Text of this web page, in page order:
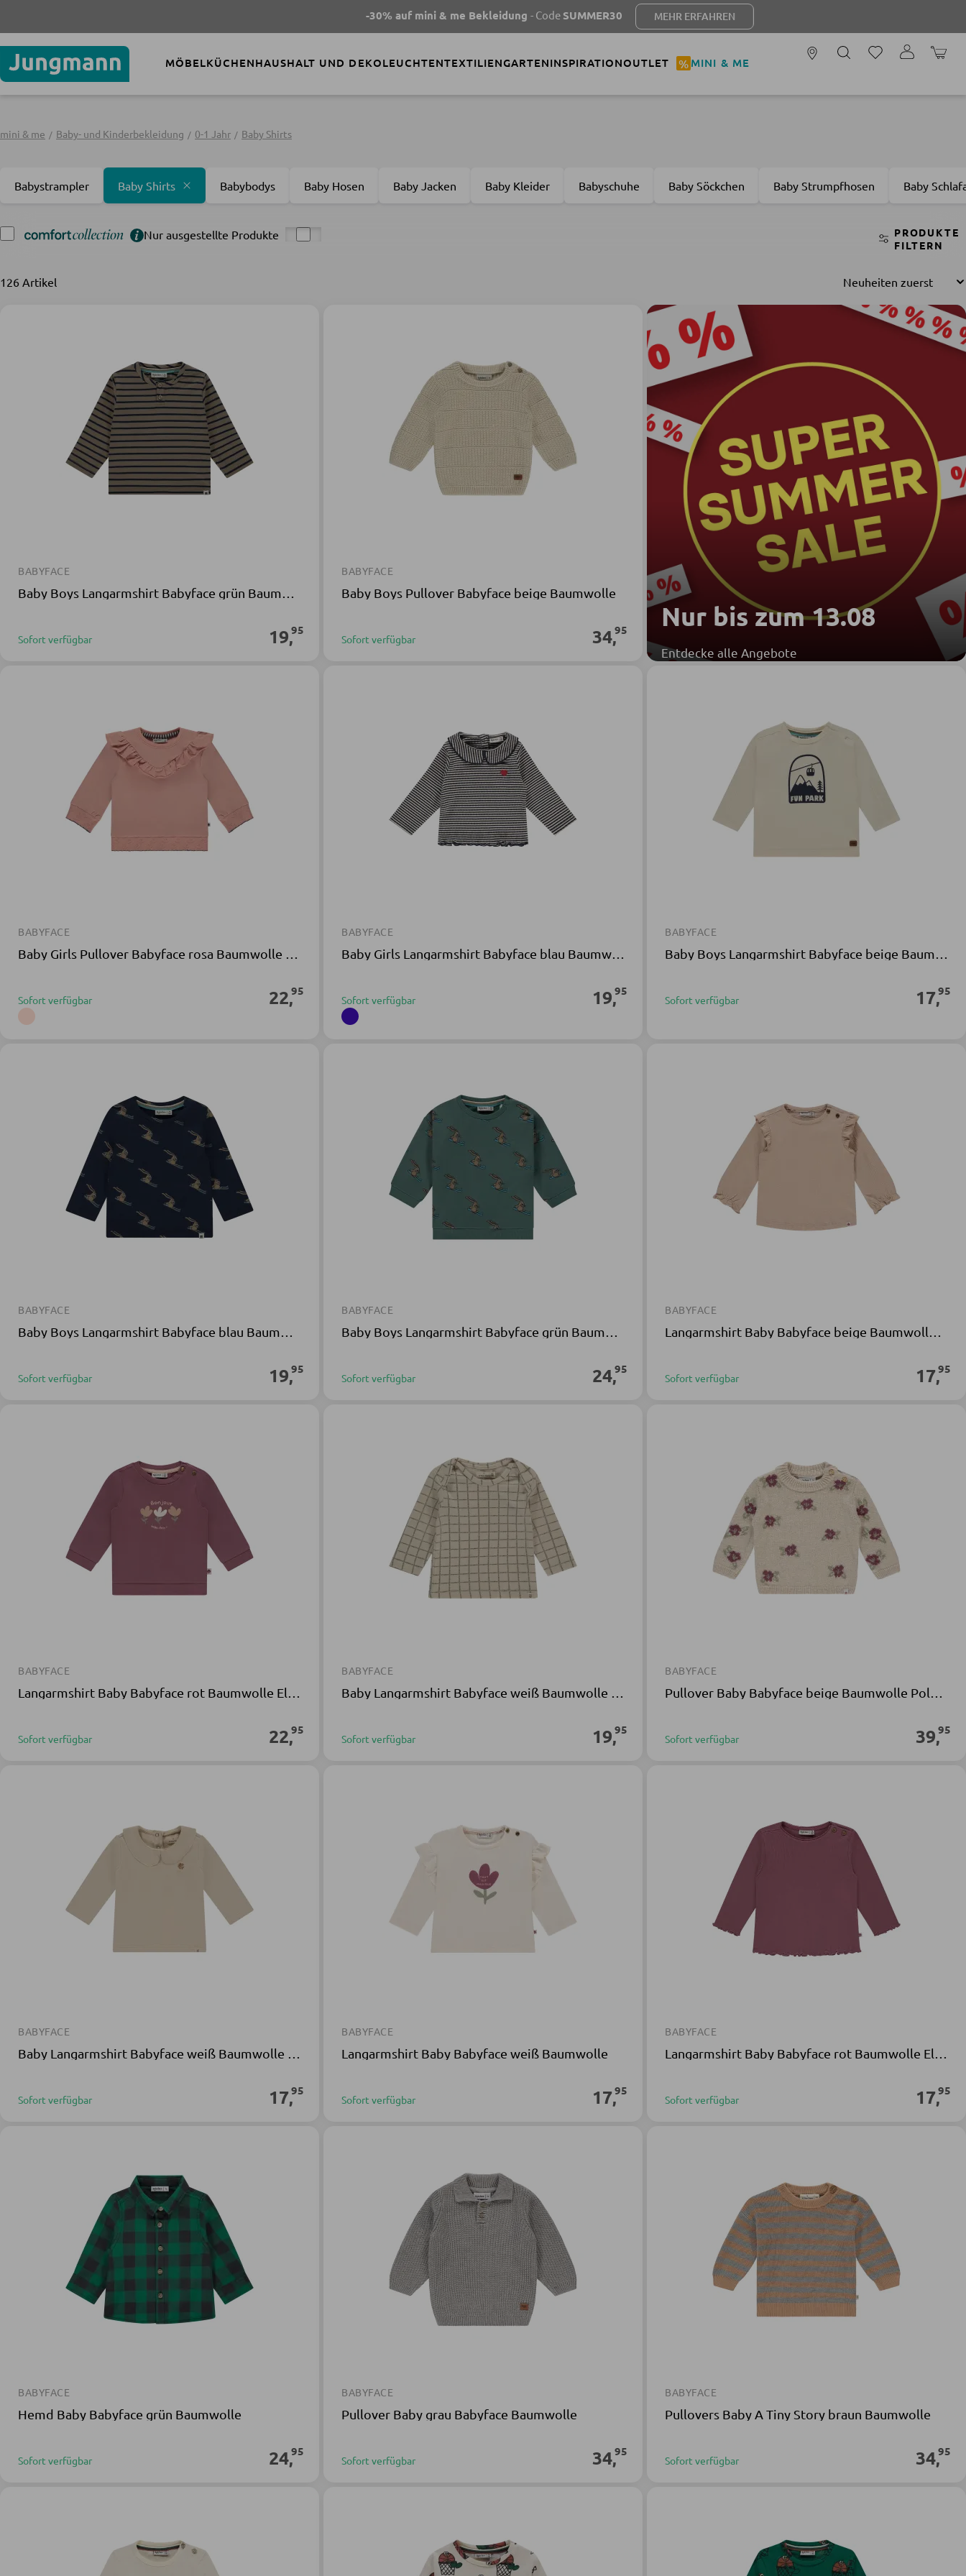
-30% auf mini & me Bekleidung- CodeSUMMER30 MEHR ERFAHREN
MÖBELKÜCHENHAUSHALT UND DEKOLEUCHTENTEXTILIENGARTENINSPIRATIONOUTLET % MINI & ME
mini & me Baby- und Kinderbekleidung 0-1 Jahr Baby Shirts
Babystrampler Baby Shirts Babybodys Baby Hosen Baby Jacken Baby Kleider Babyschuhe Baby Söckchen Baby Strumpfhosen Baby
PRODUKTE
FILTERN
Nur ausgestellte Produkte
126 Artikel
Nur bis zum 13.08
Entdecke alle Angebote
BABYFACE
Sofort verfügbar 19,95
BABYFACE
Baby Boys Pullover Babyface beige Baumwolle
Sofort verfügbar 34,95
BABYFACE
Sofort verfügbar 22,95
BABYFACE
Sofort verfügbar 19,95
BABYFACE
Sofort verfügbar 17,95
BABYFACE
Sofort verfügbar 19,95
BABYFACE
Sofort verfügbar 24,95
BABYFACE
Sofort verfügbar 17,95
BABYFACE
Sofort verfügbar 22,95
BABYFACE
Sofort verfügbar 19,95
BABYFACE
Sofort verfügbar 39,95
BABYFACE
Sofort verfügbar 17,95
BABYFACE
Langarmshirt Baby Babyface weiß Baumwolle
Sofort verfügbar 17,95
BABYFACE
Sofort verfügbar 17,95
BABYFACE
Hemd Baby Babyface grün Baumwolle
Sofort verfügbar 24,95
BABYFACE
Pullover Baby grau Babyface Baumwolle
Sofort verfügbar 34,95
BABYFACE
Pullovers Baby A Tiny Story braun Baumwolle
Sofort verfügbar 34,95